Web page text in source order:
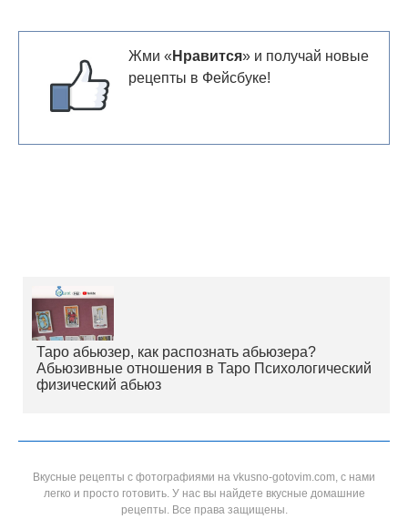
Жми « Нравится» и получай новые
рецепты в Фейсбуке!
Таро абьюзер, как распознать абьюзера?
Абьюзивные отношения в Таро Психологический
физический абьюз
Вкусные рецепты с фотографиями на vkusno-gotovim.com, с нами
легко и просто готовить. У нас вы найдете вкусные домашние
рецепты. Все права защищены.